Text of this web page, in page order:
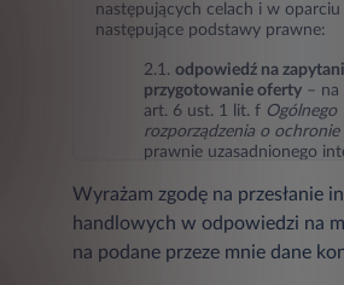
następujących celach i w oparciu
następujące podstawy prawne:
2.1. odpowiedź na
przygotowanie oferty – na
art. 6 ust. 1 lit. f Ogólnego
rozporządzenia o ochronie
prawnie uzasadnionego
przygotowanie oferty),
2.2. marketing Leasys
trzecich(przesyłanie
Wyrażam zgodę na przesłanie
handlowych w odpowiedzi na
na podane przeze mnie dane